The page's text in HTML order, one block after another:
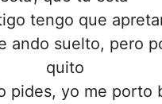
tengo que
ando suelto, pero
quito
pides, yo me porto